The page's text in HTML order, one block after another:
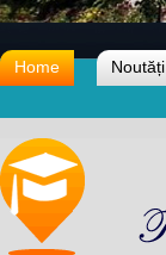
Home Noutăți